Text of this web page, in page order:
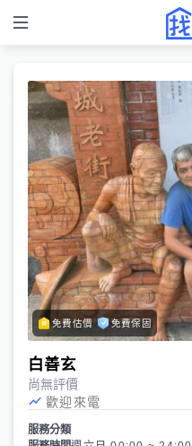
免費估價 免費保固
白善玄
尚無評價
歡迎來電
服務分類